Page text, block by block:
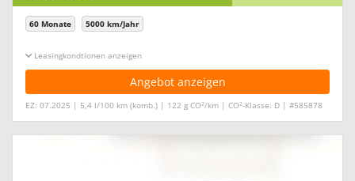
60 Monate 5000 km/Jahr
Leasingkonditionen ein-/ausblenden
Angebot anzeigen
EZ: 07.2025 | 5,4 l/100 km (komb.) | 122 g CO2/km | CO2-Klasse: D | #585878